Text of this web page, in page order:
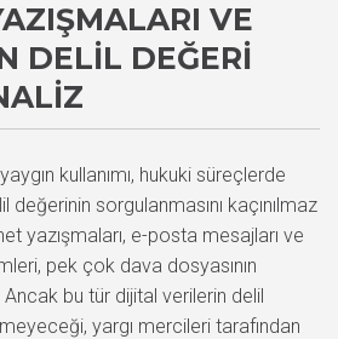
VE
DELIL DEĞERI
kullanımı, hukuki süreçlerde
sorgulanmasını kaçınılmaz
yazışmaları, e-posta mesajları ve
pek çok dava dosyasının
bu tür dijital verilerin delil
yargı mercileri tarafından